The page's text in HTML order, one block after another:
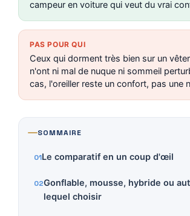
campeur en voiture qui veut du vrai
PAS POUR QUI
Ceux qui dorment très bien sur un
n'ont ni mal de nuque ni sommeil
cas, l'oreiller reste un confort, pas une
SOMMAIRE
Le comparatif en un coup d'œil
Gonflable, mousse, hybride ou
lequel choisir